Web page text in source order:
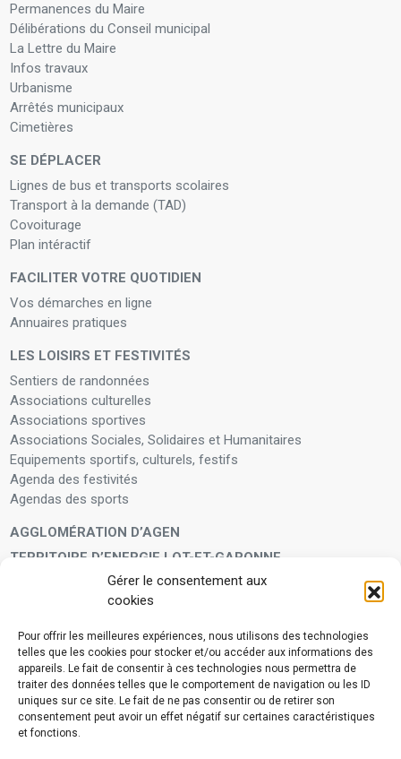
Gérer le consentement aux
cookies
Pour offrir les meilleures expériences, nous utilisons des technologies
telles que les cookies pour stocker et/ou accéder aux informations des
appareils. Le fait de consentir à ces technologies nous permettra de
traiter des données telles que le comportement de navigation ou les ID
uniques sur ce site. Le fait de ne pas consentir ou de retirer son
consentement peut avoir un effet négatif sur certaines caractéristiques
et fonctions.
Permanences du Maire
Délibérations du Conseil municipal
La Lettre du Maire
Infos travaux
Urbanisme
Arrêtés municipaux
Cimetières
SE DÉPLACER
Lignes de bus et transports scolaires
Transport à la demande (TAD)
Covoiturage
Plan intéractif
FACILITER VOTRE QUOTIDIEN
Vos démarches en ligne
Annuaires pratiques
LES LOISIRS ET FESTIVITÉS
Sentiers de randonnées
Associations culturelles
Associations sportives
Associations Sociales, Solidaires et Humanitaires
Equipements sportifs, culturels, festifs
Agenda des festivités
Agendas des sports
AGGLOMÉRATION D’AGEN
TERRITOIRE D’ENERGIE LOT-ET-GARONNE
Enfants et adolescents
VIVRE À VOS CÔTÉS
Service municipal d’aide administrative
Aide à la personne en difficulté
Télé-alerte